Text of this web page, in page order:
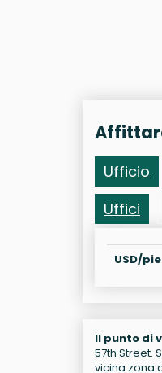
Ufficio
Uffici
USD/
Il punto di
57th Street.
vicina zona